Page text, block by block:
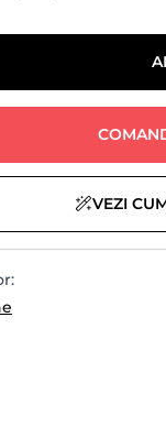
VEZI